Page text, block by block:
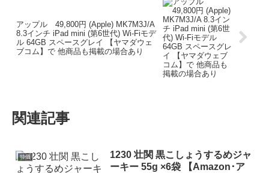
アップル 49,800円 (Apple) MK7M3J/A
8.3インチ iPad mini (第6世代) Wi-Fiモデ
ル 64GB スペースグレイ 【ヤマダウェ
ブコム】で 他商品も掲載の場合あり
関連記事
特価
1230 壮関 黒こしょうするめジャ
ーキー 55g ×6袋 【Amazon･ア